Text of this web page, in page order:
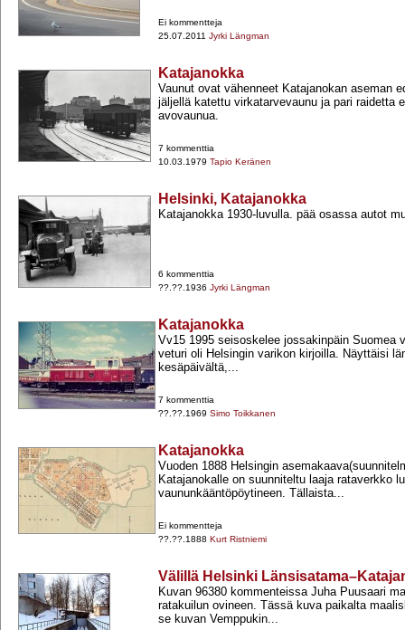
Ei kommentteja
25.07.2011 Jyrki Längman
Katajanokka
Vaunut ovat vähenneet Katajanokan aseman
jäljellä katettu virkatarvevaunu ja pari raidetta
avovaunua.
7 kommenttia
10.03.1979 Tapio Keränen
Helsinki, Katajanokka
Katajanokka 1930-​luvulla. pää osassa autot
6 kommenttia
??.??.1936 Jyrki Längman
Katajanokka
Vv15 1995 seisoskelee jossakinpäin Suomea
veturi oli Helsingin varikon kirjoilla. Näyttäisi
kesäpäivältä,...
7 kommenttia
??.??.1969 Simo Toikkanen
Katajanokka
Vuoden 1888 Helsingin
Katajanokalle on suunniteltu laaja rataverkko
vaununkääntöpöytineen. Tällaista...
Ei kommentteja
??.??.1888 Kurt Ristniemi
Välillä Helsinki
Kuvan 96380 kommenteissa Juha Puusaari
ratakuilun ovineen. Tässä kuva paikalta
se kuvan Vemppukin...